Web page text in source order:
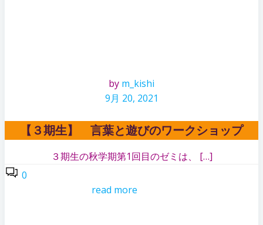
by m_kishi
9月 20, 2021
【３期生】 言葉と遊びのワークショップ
３期生の秋学期第1回目のゼミは、 […]
0
read more